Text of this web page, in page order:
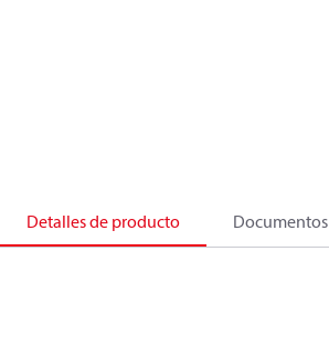
Detalles de producto Documentos